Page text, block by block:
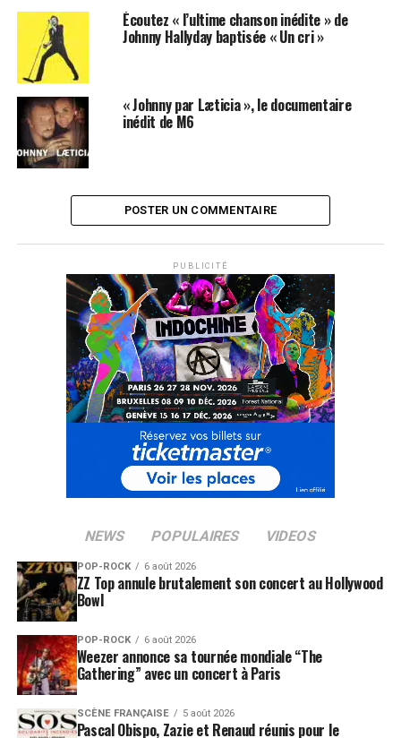
Écoutez « l’ultime chanson inédite » de
Johnny Hallyday baptisée « Un cri »
« Johnny par Læticia », le documentaire
inédit de M6
POSTER UN COMMENTAIRE
PUBLICITÉ
NEWS POPULAIRES VIDEOS
POP-ROCK 6 août 2026
ZZ Top annule brutalement son concert au Hollywood
Bowl
POP-ROCK 6 août 2026
Weezer annonce sa tournée mondiale “The
Gathering” avec un concert à Paris
SCÈNE FRANÇAISE 5 août 2026
Pascal Obispo, Zazie et Renaud réunis pour le